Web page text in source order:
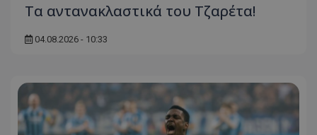
Τα αντανακλαστικά του Τζαρέτα!
04.08.2026 - 10:33